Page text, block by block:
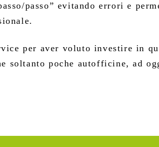
passo” evitando errori e
per aver voluto investire in
soltanto poche autofficine, ad